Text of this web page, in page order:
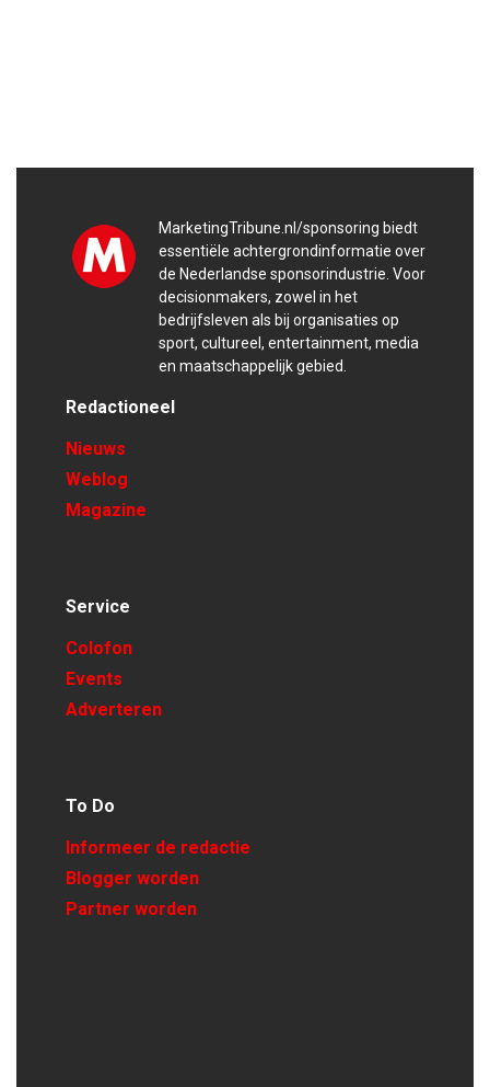
MarketingTribune.nl/sponsoring biedt
essentiële achtergrondinformatie over
de Nederlandse sponsorindustrie. Voor
decisionmakers, zowel in het
bedrijfsleven als bij organisaties op
sport, cultureel, entertainment, media
en maatschappelijk gebied.
Redactioneel
Nieuws
Weblog
Magazine
Service
Colofon
Events
Adverteren
To Do
Informeer de redactie
Blogger worden
Partner worden